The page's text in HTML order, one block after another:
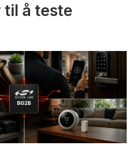
til å teste